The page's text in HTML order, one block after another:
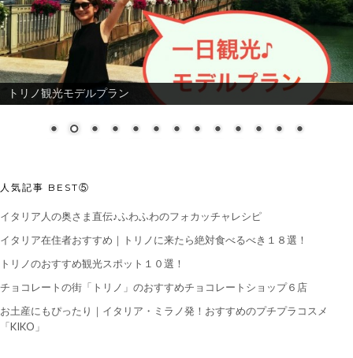
トリノ観光モデルプラン
人気記事 BEST⑤
イタリア人の奥さま直伝♪ふわふわのフォカッチャレシピ
イタリア在住者おすすめ｜トリノに来たら絶対食べるべき１８選！
トリノのおすすめ観光スポット１０選！
チョコレートの街「トリノ」のおすすめチョコレートショップ６店
お土産にもぴったり｜イタリア・ミラノ発！おすすめのプチプラコスメ
「KIKO」